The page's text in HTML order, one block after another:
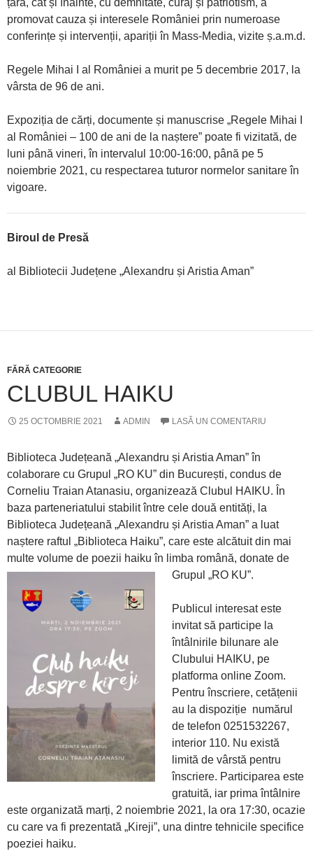
țară, cât și înainte, cu demnitate, curaj și patriotism, a
promovat cauza și interesele României prin numeroase
conferințe și intervenții, apariții în Mass-Media, vizite ș.a.m.d.
Regele Mihai I al României a murit pe 5 decembrie 2017, la
vârsta de 96 de ani.
Expoziția de cărți, documente și manuscrise „Regele Mihai I
al României – 100 de ani de la naștere” poate fi vizitată, de
luni până vineri, în intervalul 10:00-16:00, până pe 5
noiembrie 2021, cu respectarea tuturor normelor sanitare în
vigoare.
Biroul de Presă
al Bibliotecii Județene „Alexandru și Aristia Aman”
FĂRĂ CATEGORIE
CLUBUL HAIKU
25 OCTOMBRIE 2021 ADMIN LASĂ UN COMENTARIU
Biblioteca Județeană „Alexandru și Aristia Aman” în
colaborare cu Grupul „RO KU” din București, condus de
Corneliu Traian Atanasiu, organizează Clubul HAIKU. În
baza parteneriatului stabilit între cele două entități, la
Biblioteca Județeană „Alexandru și Aristia Aman” a luat
naștere raftul „Biblioteca Haiku”, care este alcătuit din mai
multe volume de poezii haiku în limba română, donate de
Grupul „RO KU”.
Publicul interesat este
invitat să participe la
întâlnirile bilunare ale
Clubului HAIKU, pe
platforma online Zoom.
Pentru înscriere, cetățenii
au la dispoziție numărul
de telefon 0251532267,
interior 110. Nu există
limită de vârstă pentru
înscriere. Participarea este
gratuită, iar prima întâlnire
este organizată marți, 2 noiembrie 2021, la ora 17:30, ocazie
cu care va fi prezentată „Kireji”, una dintre tehnicile specifice
poeziei haiku.